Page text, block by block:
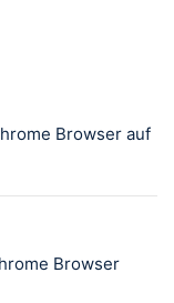
Browser auf
Browser